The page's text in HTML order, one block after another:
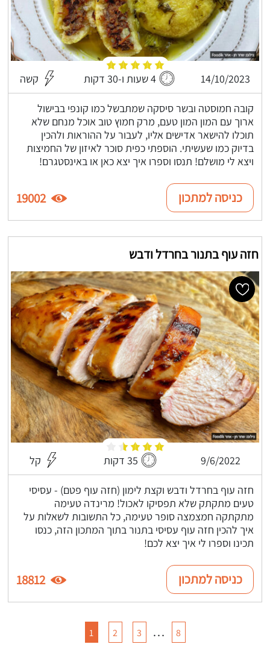
14/10/2023 4 שעות ו-30 דקות קשה
קובה חמוסטה ובשר סיסקה שמתבשל כמו קונפי בבישול
ארוך עם המון המון טעם, מרק חמוץ טוב אוכל מנחם שלא
תוכלו להישאר אדישים אליו, לעבור על ההוראות ולהכין
בדיוק כמו שעשיתי. הוספתי כפית סוכר לאיזון של החמיצות
ויצא לי מושלם! תנסו וספרו איך יצא כאן או באינסטגרם!
כניסה למתכון 19002
חזה עוף בתנור בחרדל ודבש
9/6/2022 35 דקות קל
חזה עוף בחרדל ודבש וקצת לימון (חזה עוף פטם) - עסיסי
טעים מתקתק שלא תפסיקו לאכול! מרינדה טעימה
מתקתקה חמצמצה סופר טעימה, כל התשובות לשאלות על
איך להכין חזה עוף עסיסי בתנור בתוך המתכון הזה, כנסו
תכינו וספרו לי איך יצא לכם!
כניסה למתכון 18812
1 2 3 … 8